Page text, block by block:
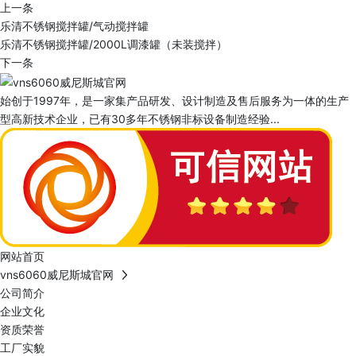
上一条
乐清不锈钢搅拌罐/气动搅拌罐
乐清不锈钢搅拌罐/2000L调漆罐（未装搅拌）
下一条
始创于1997年，是一家集产品研发、设计制造及售后服务为一体的生产
型高新技术企业，已有30多年不锈钢非标设备制造经验...
网站首页
vns6060威尼斯城官网
公司简介
企业文化
资质荣誉
工厂实貌